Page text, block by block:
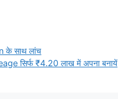
के साथ लांच
सिर्फ ₹4.20 लाख में अपना बनायें